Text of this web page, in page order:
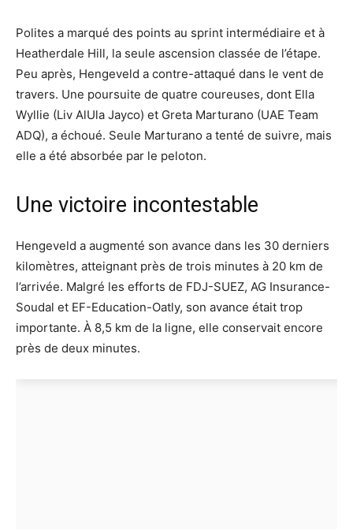
Polites a marqué des points au sprint intermédiaire et à
Heatherdale Hill, la seule ascension classée de l’étape.
Peu après, Hengeveld a contre-attaqué dans le vent de
travers. Une poursuite de quatre coureuses, dont Ella
Wyllie (Liv AlUla Jayco) et Greta Marturano (UAE Team
ADQ), a échoué. Seule Marturano a tenté de suivre, mais
elle a été absorbée par le peloton.
Une victoire incontestable
Hengeveld a augmenté son avance dans les 30 derniers
kilomètres, atteignant près de trois minutes à 20 km de
l’arrivée. Malgré les efforts de FDJ-SUEZ, AG Insurance-
Soudal et EF-Education-Oatly, son avance était trop
importante. À 8,5 km de la ligne, elle conservait encore
près de deux minutes.